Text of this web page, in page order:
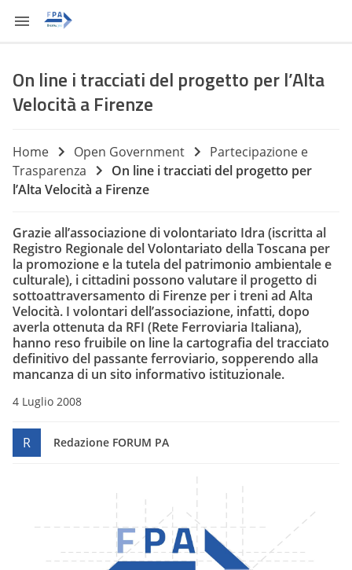
On line i tracciati del progetto per l’Alta
Velocità a Firenze
Home Open Government
Partecipazione e
Trasparenza
On line i tracciati del progetto per
l’Alta Velocità a Firenze
Grazie all’associazione di volontariato Idra (iscritta al
Registro Regionale del Volontariato della Toscana per
la promozione e la tutela del patrimonio ambientale e
culturale), i cittadini possono valutare il progetto di
sottoattraversamento di Firenze per i treni ad Alta
Velocità. I volontari dell’associazione, infatti, dopo
averla ottenuta da RFI (Rete Ferroviaria Italiana),
hanno reso fruibile on line la cartografia del tracciato
definitivo del passante ferroviario, sopperendo alla
mancanza di un sito informativo istituzionale.
4 Luglio 2008
R Redazione FORUM PA